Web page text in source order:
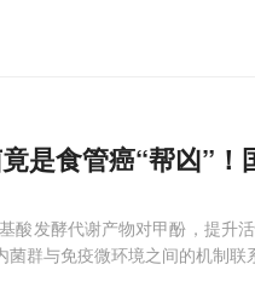
是食管癌“帮凶”
酸发酵代谢产物对甲酚，提升
群与免疫微环境之间的机制联